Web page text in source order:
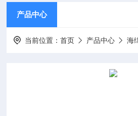
产品中心
当前位置：首页 产品中心 海